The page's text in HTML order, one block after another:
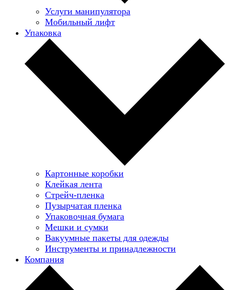
Услуги манипулятора
Мобильный лифт
Упаковка
Картонные коробки
Клейкая лента
Стрейч-пленка
Пузырчатая пленка
Упаковочная бумага
Мешки и сумки
Вакуумные пакеты для одежды
Инструменты и принадлежности
Компания